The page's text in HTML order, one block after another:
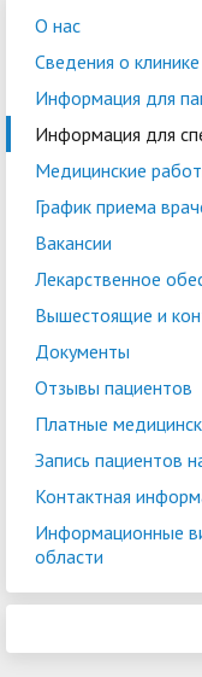
О нас
Сведения о клинике
Информация для
Информация для
Медицинские
График приема
Вакансии
Лекарственное
Вышестоящие и
Документы
Отзывы пациентов
Платные
Запись пациентов
Контактная
Информационные
области